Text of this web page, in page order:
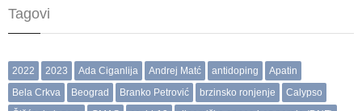
Tagovi
2022 2023 Ada Ciganlija Andrej Matć antidoping
Apatin
Bela Crkva
Beograd Branko Petrović brzinsko ronjenje
Calypso